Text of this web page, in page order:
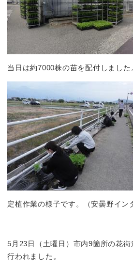
当日は約7000株の苗を配付しました
定植作業の様子です。（安曇野イン
5月23日（土曜日）市内9箇所の花
行われました。